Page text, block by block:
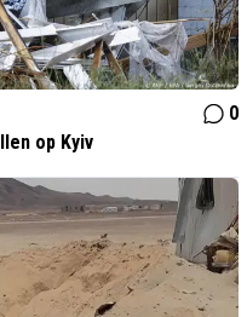
0
op Kyiv